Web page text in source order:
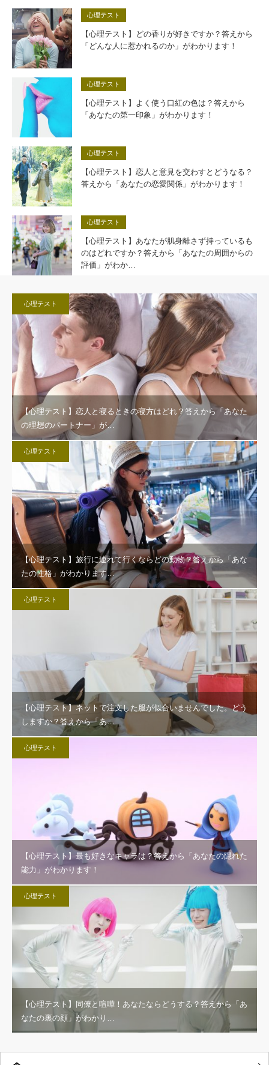
心理テスト
【心理テスト】どの香りが好きですか？答えから
「どんな人に惹かれるのか」がわかります！
心理テスト
【心理テスト】よく使う口紅の色は？答えから
「あなたの第一印象」がわかります！
心理テスト
【心理テスト】恋人と意見を交わすとどうなる？
答えから「あなたの恋愛関係」がわかります！
心理テスト
【心理テスト】あなたが肌身離さず持っているも
のはどれですか？答えから「あなたの周囲からの
評価」がわか…
心理テスト
【心理テスト】恋人と寝るときの寝方はどれ？答えから「あなた
の理想のパートナー」が…
心理テスト
【心理テスト】旅行に連れて行くならどの動物？答えから「あな
たの性格」がわかります…
心理テスト
【心理テスト】ネットで注文した服が似合いませんでした。どう
しますか？答えから「あ…
心理テスト
【心理テスト】最も好きなキャラは？答えから「あなたの隠れた
能力」がわかります！
心理テスト
【心理テスト】同僚と喧嘩！あなたならどうする？答えから「あ
なたの裏の顔」がわかり…